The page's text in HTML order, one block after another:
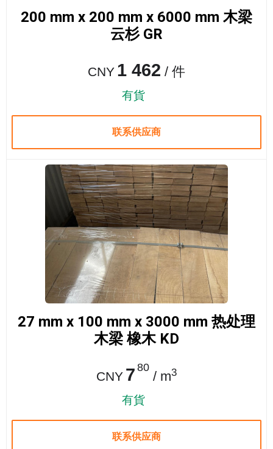
200 mm x 200 mm x 6000 mm 木梁
云杉 GR
CNY 1 462 / 件
有貨
联系供应商
27 mm x 100 mm x 3000 mm 热处理
木梁 橡木 KD
CNY 7 80
/ m3
有貨
联系供应商